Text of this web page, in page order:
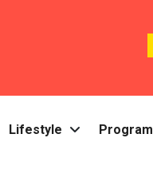
Lifestyle Program